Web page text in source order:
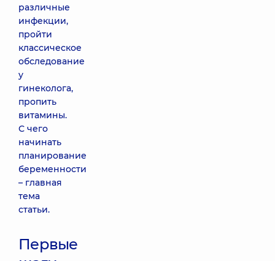
различные
инфекции,
пройти
классическое
обследование
у
гинеколога,
пропить
витамины.
С чего
начинать
планирование
беременности
– главная
тема
статьи.
Первые